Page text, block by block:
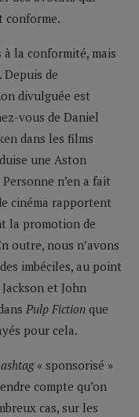
conforme.
la conformité, mais
de
divulguée est
vous de Daniel
dans les films
une Aston
n’en a fait
cinéma rapportent
la promotion de
outre, nous n’avons
imbéciles, au point
et John
Pulp Fiction que
pour cela.
« sponsorisé »
compte qu’on
cas, sur les